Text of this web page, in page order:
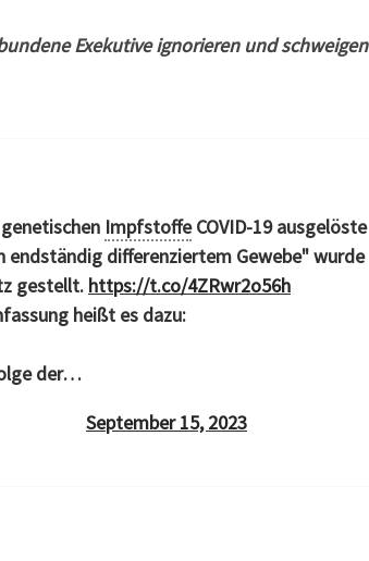
Exekutive ignorieren und schweigen
ImpfstoffeCOVID-19 ausgelöste
differenziertem Gewebe" wurde
gestellt. https://t.co/4ZRwr2o56h
heißt es dazu:
der…
September 15, 2023